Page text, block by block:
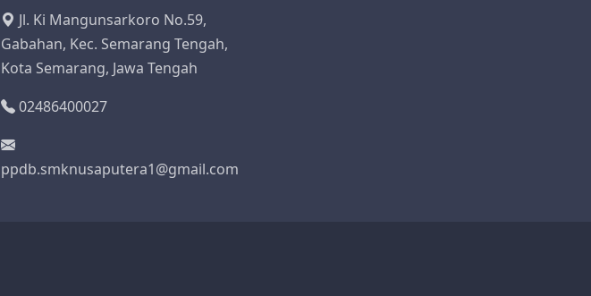
Jl. Ki Mangunsarkoro No.59,
Gabahan, Kec. Semarang Tengah,
Kota Semarang, Jawa Tengah
02486400027
ppdb.smknusaputera1@gmail.com